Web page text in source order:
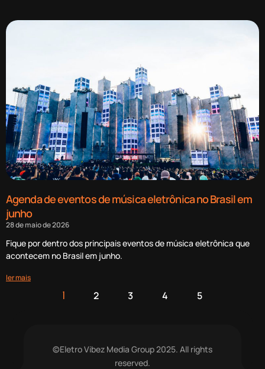
Agenda de eventos de música eletrônica no Brasil em
junho
28 de maio de 2026
Fique por dentro dos principais eventos de música eletrônica que
acontecem no Brasil em junho.
ler mais
1 2 3 4 5
©Eletro Vibez Media Group 2025. All rights
reserved.